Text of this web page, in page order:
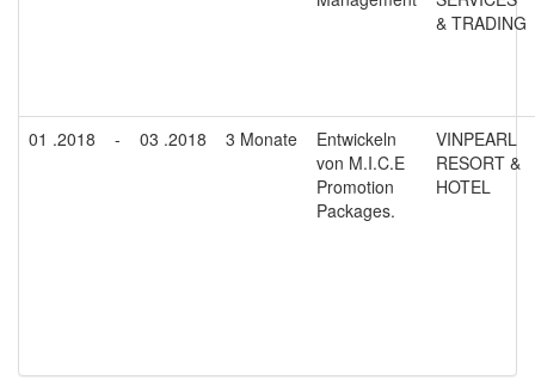
& TRADING
01 .2018 - 03 .2018 3 Monate
Entwickeln
von M.I.C.E
Promotion
Packages.
VINPEARL
RESORT &
HOTEL